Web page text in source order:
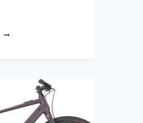
TOKEE